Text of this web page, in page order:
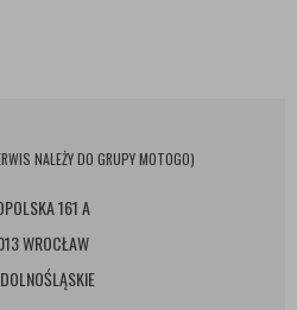
NALEŻY DO GRUPY MOTOGO)
161 A
WROCŁAW